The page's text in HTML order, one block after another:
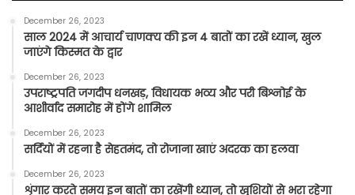
December 26, 2023
साल 2024 में आचार्य चाणक्य की इन 4 बातों का रखें ध्यान, खुल
जाएंगे किस्मत के द्वार
December 26, 2023
उपराष्ट्रपति जगदीप धनखड़, विधायक भव्य और परी बिश्नोई के
आशीर्वाद समारोह में होंगे शामिल
December 26, 2023
सर्दियों में रहना है सेहतमंद, तो रोजाना खाएं अदरक का हलवा
December 26, 2023
शृंगार करते समय इन बातों का रखेंगी ध्यान, तो खुशियों से भरा रहेगा